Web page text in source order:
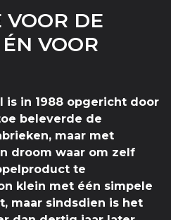
VOOR DE
VOOR
is in 1988 opgericht door
beleverde de
maar met
droom waar om zelf
te
klein met één simpele
maar sindsdien is het